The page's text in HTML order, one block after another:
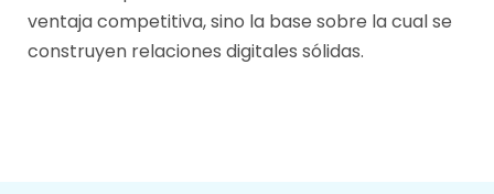
ventaja competitiva, sino la base sobre la cual se
construyen relaciones digitales sólidas.